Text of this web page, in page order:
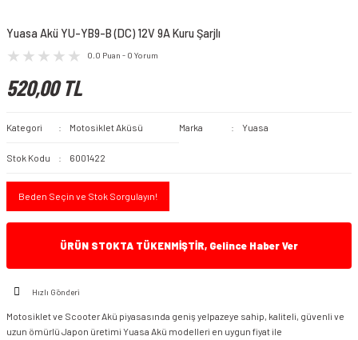
Yuasa Akü YU-YB9-B (DC) 12V 9A Kuru Şarjlı
0.0 Puan - 0 Yorum
520,00 TL
Kategori Motosiklet Aküsü Marka Yuasa
Stok Kodu 6001422
Beden Seçin ve Stok Sorgulayın!
ÜRÜN STOKTA TÜKENMİŞTİR, Gelince Haber Ver
Hızlı Gönderi
Motosiklet ve Scooter Akü piyasasında geniş yelpazeye sahip, kaliteli, güvenli ve
uzun ömürlü Japon üretimi Yuasa Akü modelleri en uygun fiyat ile